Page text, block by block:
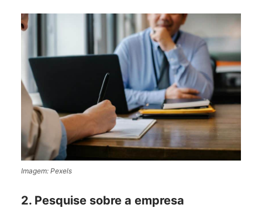
Imagem: Pexels
2. Pesquise sobre a empresa